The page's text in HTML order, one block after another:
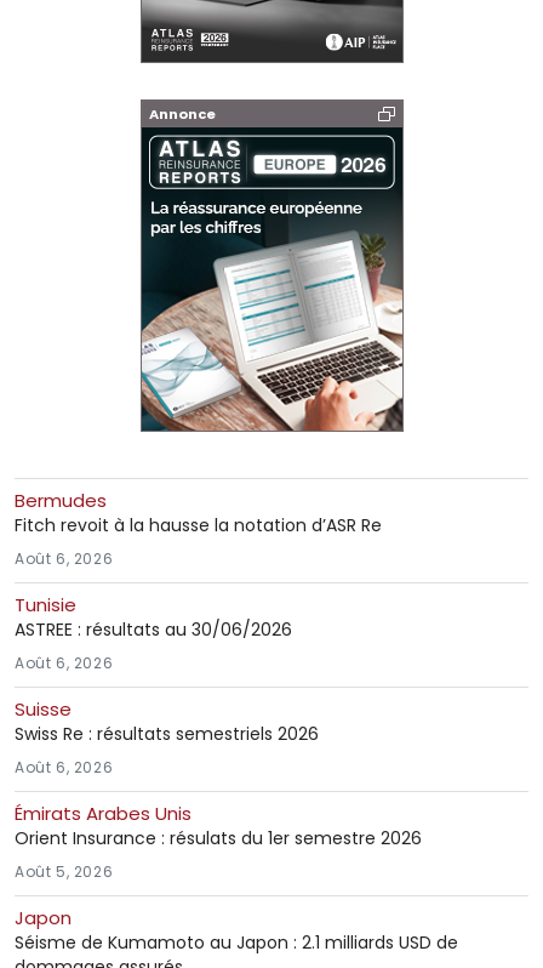
Annonce
Bermudes
Fitch revoit à la hausse la notation d’ASR Re
Août 6, 2026
Tunisie
ASTREE : résultats au 30/06/2026
Août 6, 2026
Suisse
Swiss Re : résultats semestriels 2026
Août 6, 2026
Émirats Arabes Unis
Orient Insurance : résulats du 1er semestre 2026
Août 5, 2026
Japon
Séisme de Kumamoto au Japon : 2.1 milliards USD de